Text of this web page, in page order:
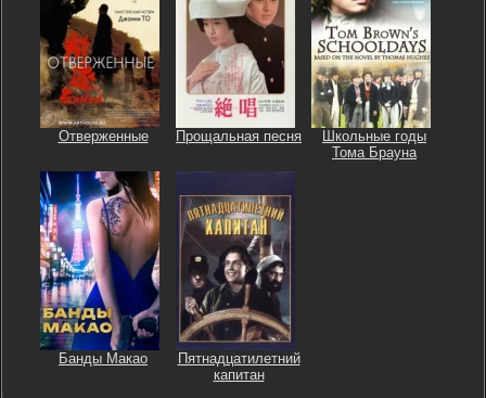
Отверженные Прощальная песня
Школьные годы
Тома Брауна
Банды Макао
Пятнадцатилетний
капитан